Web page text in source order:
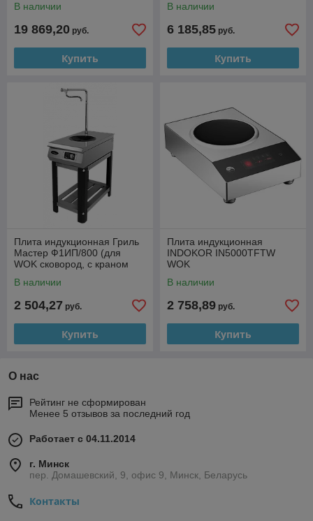
В наличии
19 869,20 руб.
Купить
В наличии
6 185,85 руб.
Купить
Плита индукционная Гриль
Мастер Ф1ИП/800 (для
WOK сковород, с краном
В наличии
2 504,27 руб.
Купить
Плита индукционная
INDOKOR IN5000TFTW
WOK
В наличии
2 758,89 руб.
Купить
О нас
Рейтинг не сформирован
Менее 5 отзывов за последний год
Работает с 04.11.2014
г. Минск
пер. Домашевский, 9, офис 9, Минск, Беларусь
Контакты